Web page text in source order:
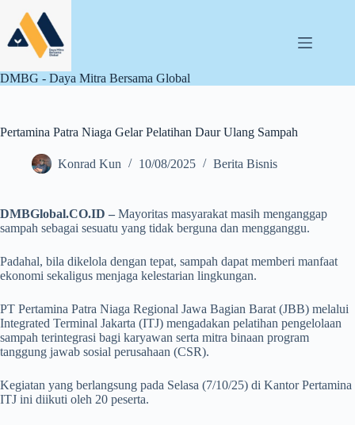
content
DMBG - Daya Mitra Bersama Global
Pertamina Patra Niaga Gelar Pelatihan Daur Ulang Sampah
Konrad Kun 10/08/2025 Berita Bisnis
DMBGlobal.CO.ID – Mayoritas masyarakat masih menganggap
sampah sebagai sesuatu yang tidak berguna dan mengganggu.
Padahal, bila dikelola dengan tepat, sampah dapat memberi manfaat
ekonomi sekaligus menjaga kelestarian lingkungan.
PT Pertamina Patra Niaga Regional Jawa Bagian Barat (JBB) melalui
Integrated Terminal Jakarta (ITJ) mengadakan pelatihan pengelolaan
sampah terintegrasi bagi karyawan serta mitra binaan program
tanggung jawab sosial perusahaan (CSR).
Kegiatan yang berlangsung pada Selasa (7/10/25) di Kantor Pertamina
ITJ ini diikuti oleh 20 peserta.